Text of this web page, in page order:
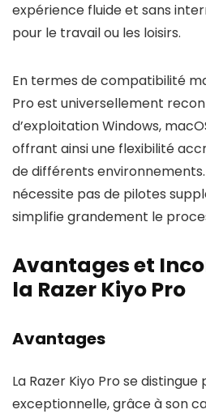
expérience fluide et sans
pour le travail ou les loisirs.
En termes de compatibilité
Pro est universellement
d’exploitation Windows,
offrant ainsi une flexibilité
de différents
nécessite pas de pilotes
simplifie grandement le
Avantages et
la Razer Kiyo Pro
Avantages
La Razer Kiyo Pro se
exceptionnelle, grâce à son